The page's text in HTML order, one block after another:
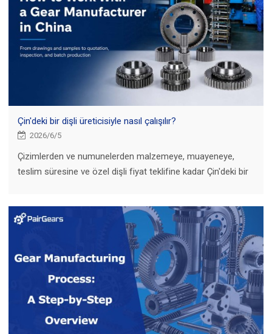
Çin'deki bir dişli üreticisiyle nasıl çalışılır?
2026/6/5
Çizimlerden ve numunelerden malzemeye, muayeneye,
teslim süresine ve özel dişli fiyat teklifine kadar Çin'deki bir